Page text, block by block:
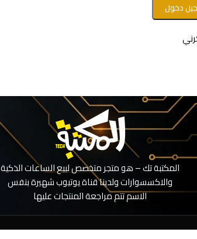
دخول
المكتبة تك – هو متجر متخصص لبيع الساعات الذكية
والاكسسوارات ولدينا قناة يوتيوب شهيرة بنفس
الاسم تتم مراجعة المنتجات عليها